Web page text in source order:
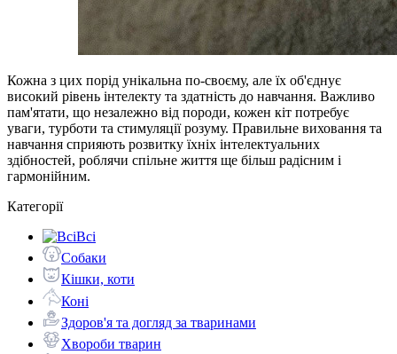
Кожна з цих порід унікальна по-своєму, але їх об'єднує
високий рівень інтелекту та здатність до навчання. Важливо
пам'ятати, що незалежно від породи, кожен кіт потребує
уваги, турботи та стимуляції розуму. Правильне виховання та
навчання сприяють розвитку їхніх інтелектуальних
здібностей, роблячи спільне життя ще більш радісним і
гармонійним.
Категорії
Всі
Собаки
Кішки, коти
Коні
Здоров'я та догляд за тваринами
Хвороби тварин